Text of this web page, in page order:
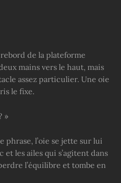
de la plateforme
mains vers le haut, mais
assez particulier. Une oie
le fixe.
»
phrase, l’oie se jette sur lui
et les ailes qui s’agitent dans
l’équilibre et tombe en